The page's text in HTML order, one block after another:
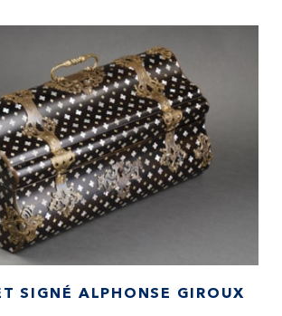
SIGNÉ ALPHONSE GIROUX